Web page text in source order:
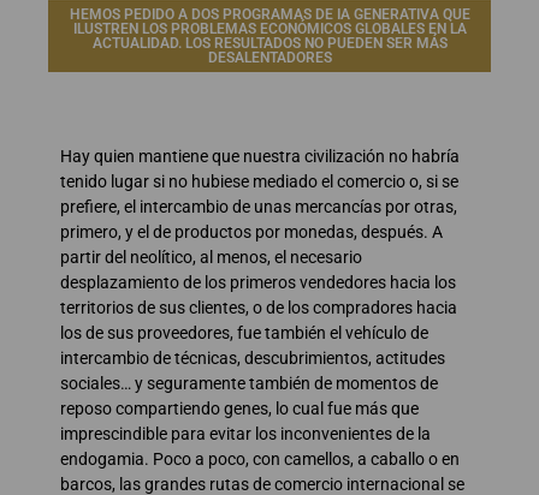
HEMOS PEDIDO A DOS PROGRAMAS DE IA GENERATIVA QUE
ILUSTREN LOS PROBLEMAS ECONÓMICOS GLOBALES EN LA
ACTUALIDAD. LOS RESULTADOS NO PUEDEN SER MÁS
DESALENTADORES
Hay quien mantiene que nuestra civilización no habría
tenido lugar si no hubiese mediado el comercio o, si se
prefiere, el intercambio de unas mercancías por otras,
primero, y el de productos por monedas, después. A
partir del neolítico, al menos, el necesario
desplazamiento de los primeros vendedores hacia los
territorios de sus clientes, o de los compradores hacia
los de sus proveedores, fue también el vehículo de
intercambio de técnicas, descubrimientos, actitudes
sociales… y seguramente también de momentos de
reposo compartiendo genes, lo cual fue más que
imprescindible para evitar los inconvenientes de la
endogamia. Poco a poco, con camellos, a caballo o en
barcos, las grandes rutas de comercio internacional se